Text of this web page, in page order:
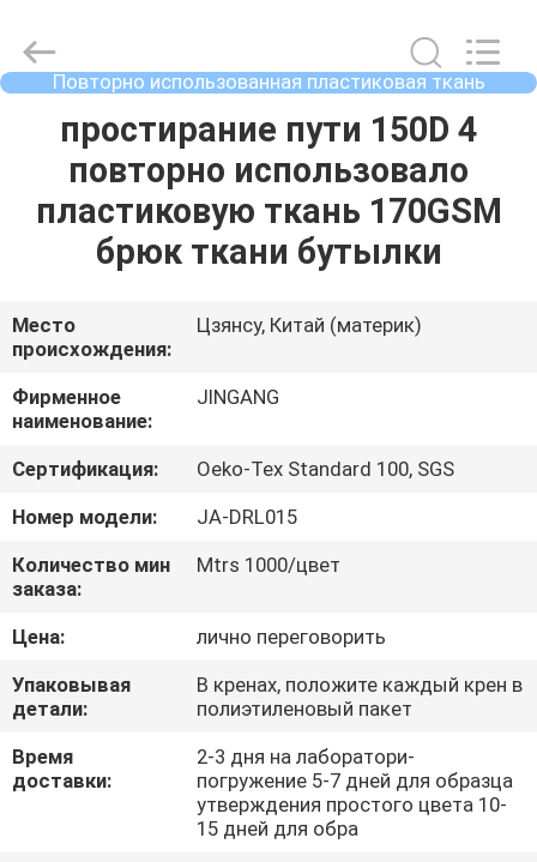
ДОМ
ПРОДУКТЫ
НАС
ПУТЕШЕСТВИЕ
ФАБРИКИ
ПРОВЕРКА
КАЧЕСТВА
СВЯЖИТЕСЬ
МЫ
НОВОСТИ
Jingang
Textile
Co.,Ltd.
All
Повторно использованная пластиковая ткань
бутылки
простирание пути 150D 4
повторно использовало
пластиковую ткань 170GSM
брюк ткани бутылки
Место
происхождения:
Цзянсу, Китай (материк)
Фирменное
наименование:
JINGANG
Сертификация:
Oeko-Tex Standard 100, SGS
Номер модели:
JA-DRL015
Количество мин
заказа:
Mtrs 1000/цвет
Цена:
лично переговорить
Упаковывая
детали:
В кренах, положите каждый крен в
полиэтиленовый пакет
Время
доставки:
2-3 дня на лаборатори-
погружение 5-7 дней для образца
утверждения простого цвета 10-
15 дней для обра